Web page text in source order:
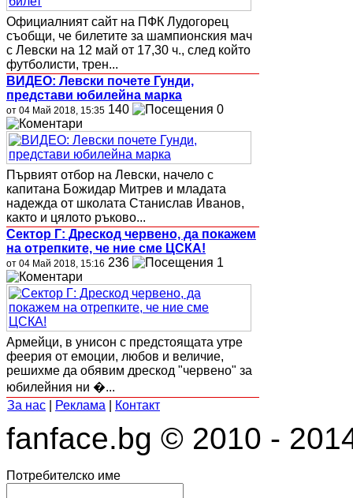
Официалният сайт на ПФК Лудогорец
съобщи, че билетите за шампионския мач
с Левски на 12 май от 17,30 ч., след който
футболисти, трен...
ВИДЕО: Левски почете Гунди,
представи юбилейна марка
от 04 Май 2018, 15:35 140 0
Първият отбор на Левски, начело с
капитана Божидар Митрев и младата
надежда от школата Станислав Иванов,
както и цялото ръково...
Сектор Г: Дрескод червено, да покажем
на отрепките, че ние сме ЦСКА!
от 04 Май 2018, 15:16 236 1
Армейци, в унисон с предстоящата утре
феерия от емоции, любов и величие,
решихме да обявим дрескод "червено" за
юбилейния ни �...
За нас
Реклама Контакт
fanface.bg © 2010 -
Потребителско име